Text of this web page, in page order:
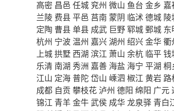
高密 昌邑 任城 兖州 微山 鱼台 金乡 嘉
兰陵 费县平邑 莒南 蒙阴 临沭德城 陵
定陶 曹县单县 成武 巨野 郓城 鄄城 东
杭州 宁波 温州 嘉兴湖州 绍兴金华衢
上城拱墅 西湖 滨江 萧山 余杭 临平钱
乐清 南湖 秀洲 嘉善 海盐 海宁 平湖 桐
江山 定海普陀 岱山 嵊泗 椒江 黄岩 路
成都 自贡 攀枝花 泸州 德阳 绵阳 广元
锦江 青羊金牛武侯 成华龙泉驿 青白